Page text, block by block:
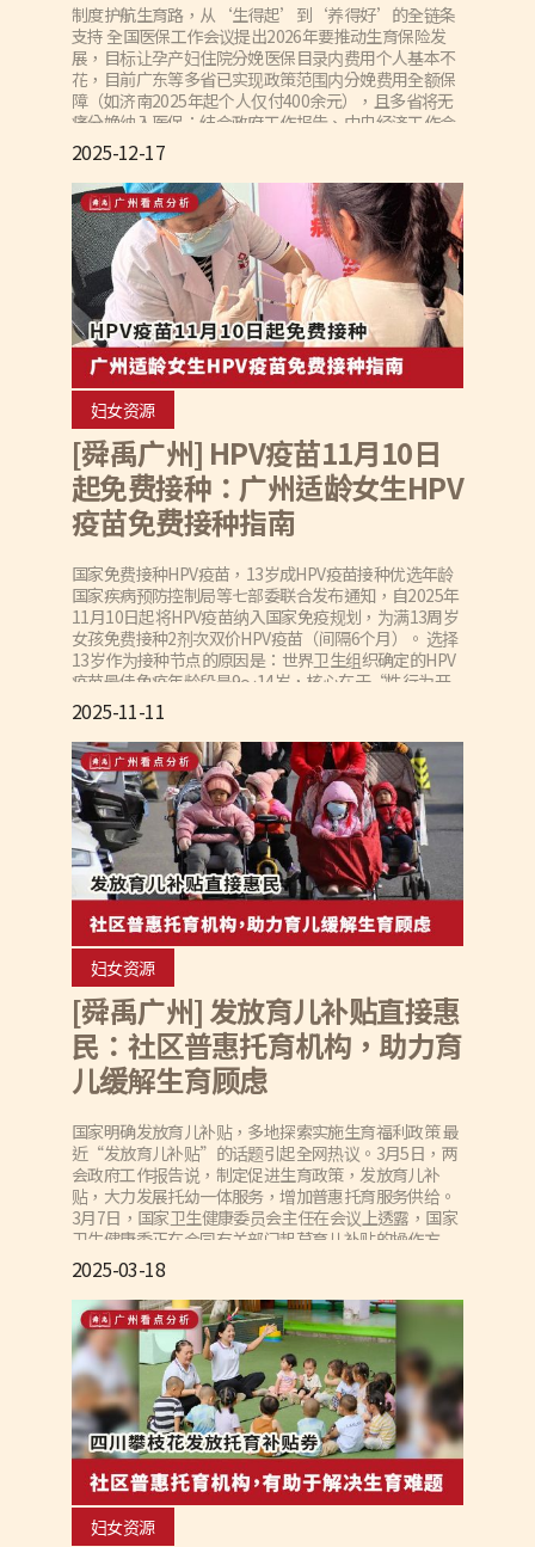
制度护航生育路，从‘生得起’到‘养得好’的全链条
支持 全国医保工作会议提出2026年要推动生育保险发
展，目标让孕产妇住院分娩医保目录内费用个人基本不
花，目前广东等多省已实现政策范围内分娩费用全额保
障（如济南2025年起个人仅付400余元），且多省将无
痛分娩纳入医保；结合政府工作报告、中央经济工作会
议部署的育儿补贴、免费学前教、延长产假等配套政
策，以及教育等领域调整，体现社会以制度化保障共担
生育成本、完善全链条支持体系，虽生娃省钱不多但具
普惠兜底性，是基础保障，需推动政策落地形成“生得
起、养得好
2025-12-17
妇女资源
[舜禹广州] HPV疫苗11月10日
起免费接种：广州适龄女生HPV
疫苗免费接种指南
国家免费接种HPV疫苗，13岁成HPV疫苗接种优选年龄
国家疾病预防控制局等七部委联合发布通知，自2025年
11月10日起将HPV疫苗纳入国家免疫规划，为满13周岁
女孩免费接种2剂次双价HPV疫苗（间隔6个月）。 选择
13岁作为接种节点的原因是：世界卫生组织确定的HPV
疫苗最佳免疫年龄段是9～14岁，核心在于“性行为开
始前”接种，才能最大限度发挥疫苗保护效能。此外，
13岁左右女孩免疫系统应答更敏感，且尚未暴露于HPV
感染风险，此时接种能以最小成本获得最大防护效益，
同时契合我国社会文化接受度，
2025-11-11
妇女资源
[舜禹广州] 发放育儿补贴直接惠
民：社区普惠托育机构，助力育
儿缓解生育顾虑
国家明确发放育儿补贴，多地探索实施生育福利政策 最
近“发放育儿补贴”的话题引起全网热议。3月5日，两
会政府工作报告说，制定促进生育政策，发放育儿补
贴，大力发展托幼一体服务，增加普惠托育服务供给。
3月7日，国家卫生健康委员会主任在会议上透露，国家
卫生健康委正在会同有关部门起草育儿补贴的操作方
案，届时将有直接的惠民措施和政策安排。 除了育儿补
贴，政府还将通过提高生育保险保障功能（覆盖灵活就
业人员和农民工）、增加普惠托育服务供给（实现地市
级托育中心全覆盖），以及提高生育家庭个税优惠（将
3岁以下婴幼
2025-03-18
妇女资源